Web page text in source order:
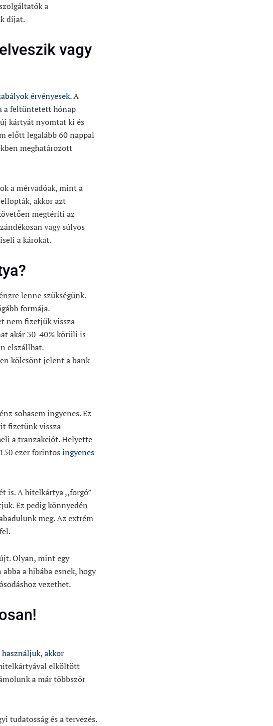
a
díjat.
vagy
érvényesek. A
a feltüntetett hónap
kártyát nyomtat ki és
előtt legalább 60 nappal
meghatározott
a mérvadóak, mint a
akkor azt
megtéríti az
vagy súlyos
a károkat.
lenne szükségünk.
formája.
nem fizetjük vissza
akár 30-40% körüli is
elszállhat.
kölcsönt jelent a bank
sohasem ingyenes. Ez
fizetünk vissza
a tranzakciót. Helyette
ezer forintos ingyenes
is. A hitelkártya ,,forgó”
Ez pedig könnyedén
meg. Az extrém
Olyan, mint egy
a hibába esnek, hogy
vezethet.
használjuk, akkor
elköltött
a már többször
tudatosság és a tervezés.